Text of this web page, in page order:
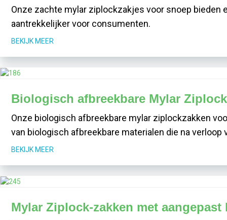
Onze zachte mylar ziplockzakjes voor snoep
aantrekkelijker voor consumenten.
BEKIJK MEER
Biologisch afbreekbare Mylar
Onze biologisch afbreekbare mylar ziplockzakken
van biologisch afbreekbare materialen die na
BEKIJK MEER
Mylar Ziplock-zakken met aangepast